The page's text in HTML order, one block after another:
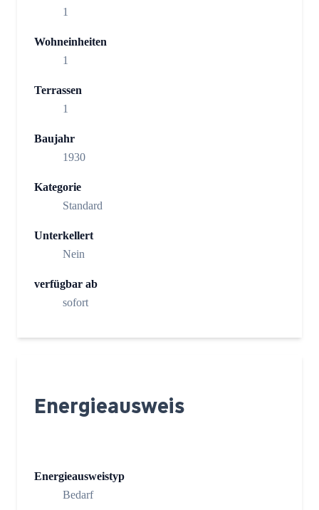
1
Wohneinheiten
1
Terrassen
1
Baujahr
1930
Kategorie
Standard
Unterkellert
Nein
verfügbar ab
sofort
Energieausweis
Energieausweistyp
Bedarf